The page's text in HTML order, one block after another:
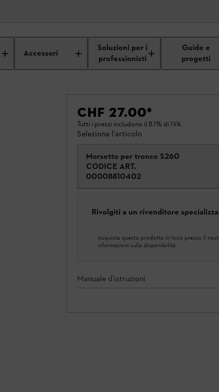
Accessori
Soluzioni per i
professionisti
Guide e
progetti
CHF 27.00*
Tutti i prezzi includono il 8.1% di IVA.
Seleziona l'articolo
Morsetto per tronco S260
CODICE ART.
00008810402
Rivolgiti a un rivenditore
Acquista questo prodotto in loco presso il
informazioni sulla disponibilità.
Manuale d'istruzioni